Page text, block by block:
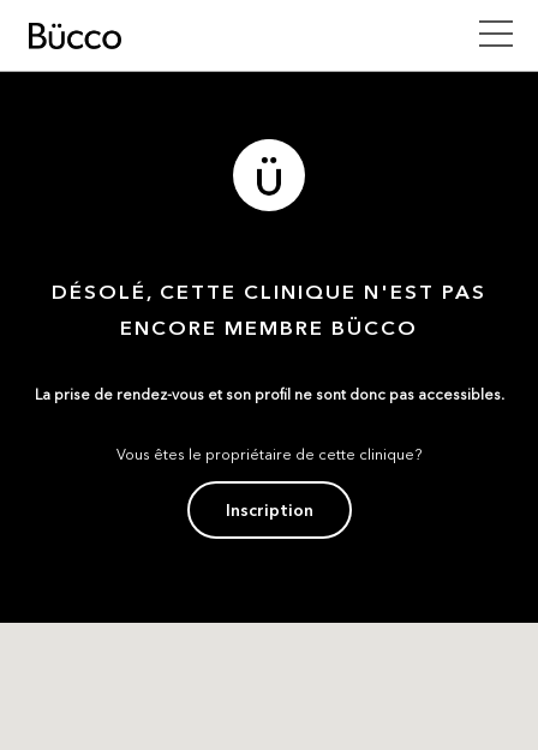
DÉSOLÉ, CETTE CLINIQUE N'EST PAS
ENCORE MEMBRE BÜCCO
La prise de rendez-vous et son profil ne sont donc pas accessibles.
Vous êtes le propriétaire de cette clinique?
Inscription